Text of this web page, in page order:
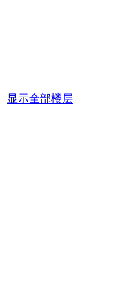
| 显示全部楼层